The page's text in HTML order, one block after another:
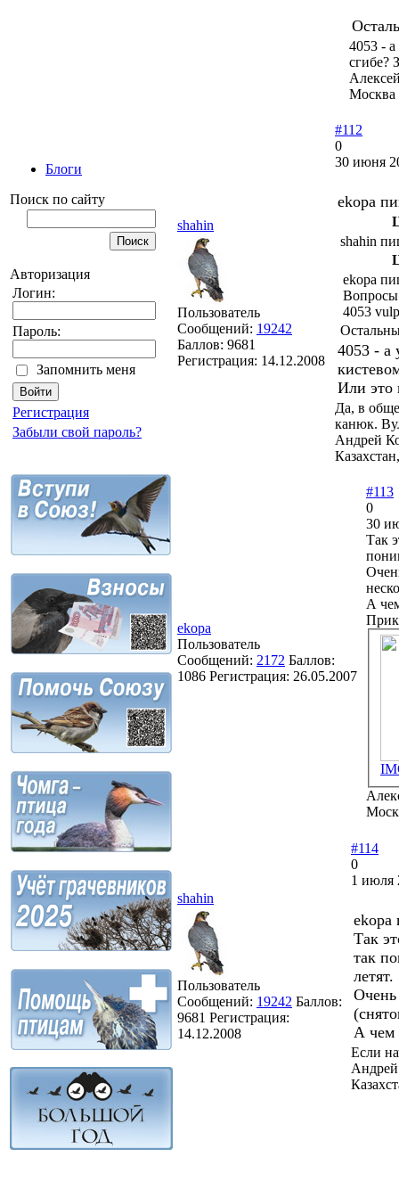
Блоги
Поиск по сайту
Авторизация
Логин:
Пароль:
Запомнить меня
Регистрация
Забыли свой пароль?
4053 -
сгибе?
Москва
shahin
Пользователь
Сообщений: 19242
Баллов: 9681
Регистрация: 14.12.2008
#112
0
30 июня
ekopa
shahin
ekopa
4053
4053 - а
Или это
Да, в
канюк.
Андрей
ekopa
Пользователь
Сообщений: 2172 Баллов:
1086 Регистрация: 26.05.2007
#113
0
30
Так
А
shahin
Пользователь
Сообщений: 19242 Баллов:
9681 Регистрация:
14.12.2008
#114
0
1 июля
ekopa
Так
так
летят.
Очень
А чем
Если